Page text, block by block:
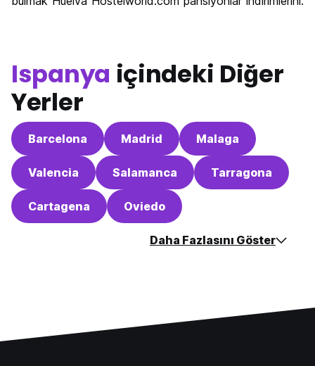
Ispanya içindeki Diğer
Yerler
Barcelona Madrid Malaga
Valencia Salamanca Tarragona
Cartagena Oviedo
Daha Fazlasını Göster